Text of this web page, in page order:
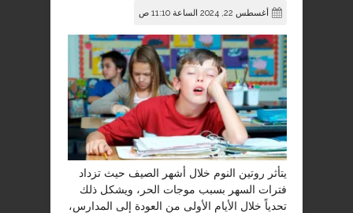
أغسطس 22, 2024 الساعة 11:10 ص
يتأثر روتين النوم خلال أشهر الصيف حيث تزداد
فترات السهر بسبب موجات الحر، ويشكل ذلك
تحدياً خلال الأيام الأولى من العودة إلى المدارس،